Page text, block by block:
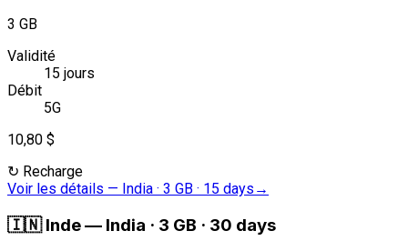
3 GB
Validité
15 jours
Débit
5G
10,80 $
↻ Recharge
Voir les détails — India · 3 GB · 15 days →
🇮🇳 Inde— India · 3 GB · 30 days